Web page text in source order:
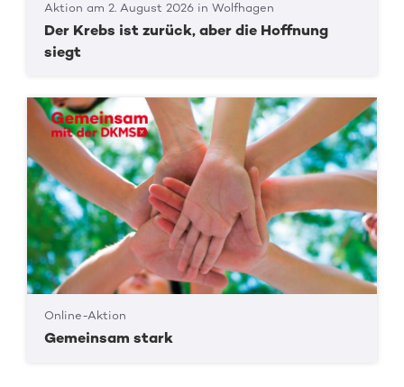
Aktion am 2. August 2026 in Wolfhagen
Der Krebs ist zurück, aber die Hoffnung
siegt
Online-Aktion
Gemeinsam stark